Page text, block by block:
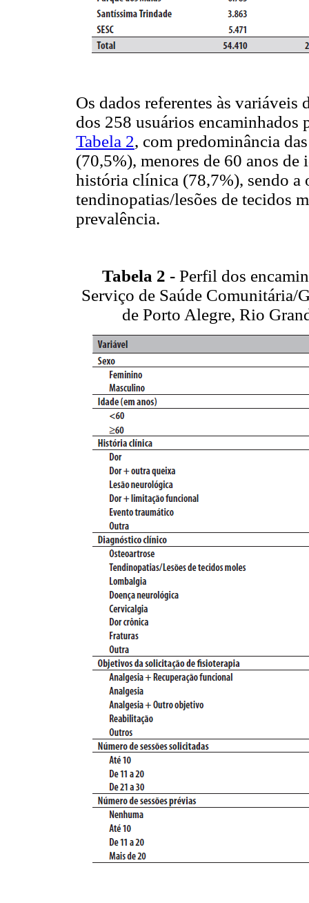
Os dados referentes às
dos 258 usuários encaminhados
Tabela 2, com predominância
(70,5%), menores de 60 anos
história clínica (78,7%), sendo a
tendinopatias/lesões de tecidos
prevalência.
Tabela 2 -Perfil dos
Serviço de Saúde
de Porto Alegre, Rio